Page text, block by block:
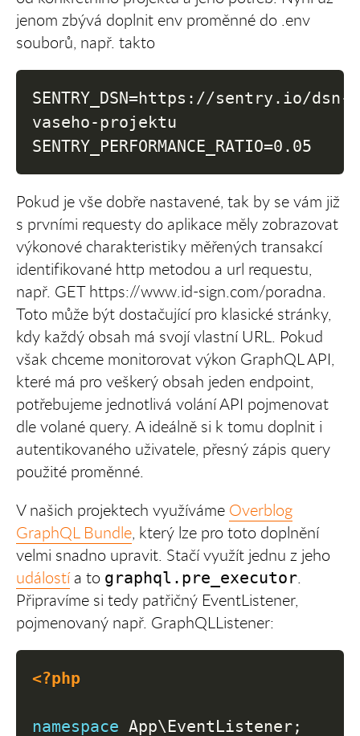
jenom zbývá doplnit env proměnné do .env
souborů, např. takto
SENTRY_DSN=https : //sentry.io/dsn-
vaseho-projektu
SENTRY_PERFORMANCE_RATIO=0.05
Pokud je vše dobře nastavené, tak by se vám již
s prvními requesty do aplikace měly zobrazovat
výkonové charakteristiky měřených transakcí
identifikované http metodou a url requestu,
např. GET https://www.id-sign.com/poradna.
Toto může být dostačující pro klasické stránky,
kdy každý obsah má svojí vlastní URL. Pokud
však chceme monitorovat výkon GraphQL API,
které má pro veškerý obsah jeden endpoint,
potřebujeme jednotlivá volání API pojmenovat
dle volané query. A ideálně si k tomu doplnit i
autentikovaného uživatele, přesný zápis query
použité proměnné.
V našich projektech využíváme Overblog
GraphQL Bundle, který lze pro toto doplnění
velmi snadno upravit. Stačí využít jednu z jeho
událostía to graphql.pre_executor.
Připravíme si tedy patřičný EventListener,
pojmenovaný např. GraphQLListener:
<?php
namespace App\EventListener;